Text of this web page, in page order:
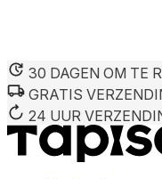
30 DAGEN OM TE
GRATIS
24 UUR
We
deze
diensten.